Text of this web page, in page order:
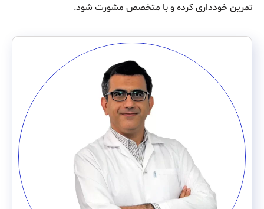
تمرین خودداری کرده و با متخصص مشورت شود.